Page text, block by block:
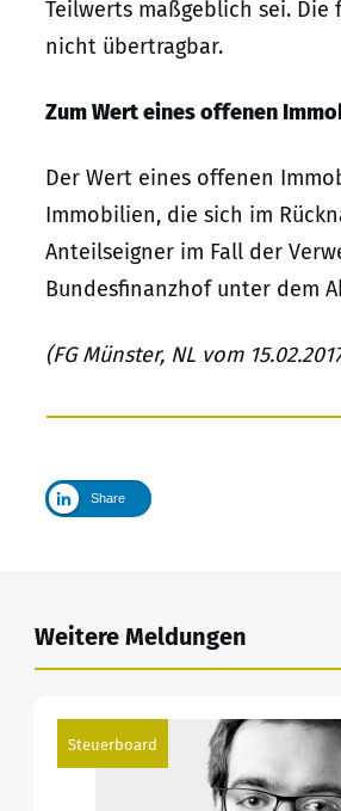
Teilwerts maßgeblich sei.
nicht übertragbar.
Zum Wert eines offenen
Der Wert eines offenen
Immobilien, die sich im
Anteilseigner im Fall der
Bundesfinanzhof unter dem
(FG Münster, NL vom
Share
Weitere Meldungen
Steuerboard